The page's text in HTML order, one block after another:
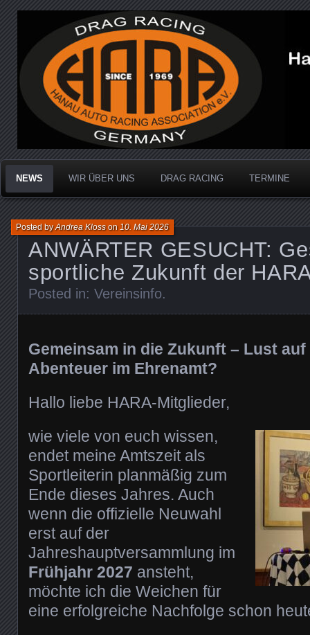
Hanau Auto Racing
Dragracing auf der 1/4 Meile
NEWS WIR ÜBER UNS DRAG RACING TERMINE
ANWÄRTER GESUCHT:
sportliche Zukunft der
Posted byAndrea Klosson10. Mai 2026
Posted in: Vereinsinfo.
Gemeinsam in die Zukunft – Lust
Abenteuer im Ehrenamt?
Hallo liebe HARA-Mitglieder,
wie viele von euch wissen,
endet meine Amtszeit als
Sportleiterin planmäßig zum
Ende dieses Jahres. Auch
wenn die offizielle Neuwahl
erst auf der
Jahreshauptversammlung im
Frühjahr 2027 ansteht,
möchte ich die Weichen für
eine erfolgreiche Nachfolge schon